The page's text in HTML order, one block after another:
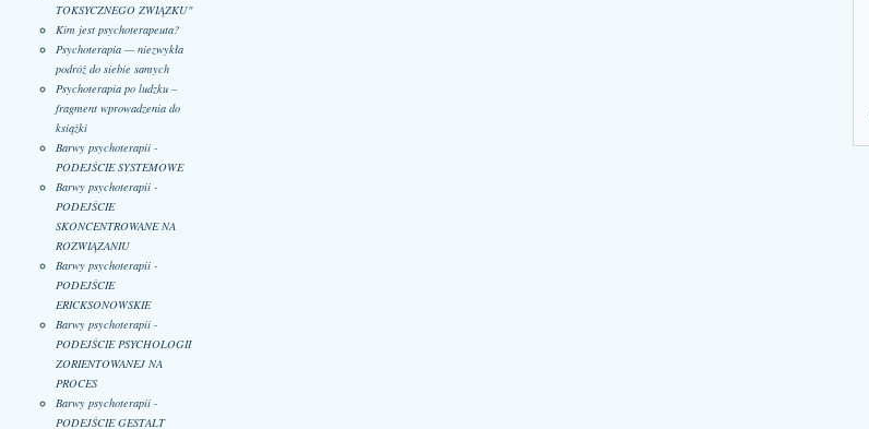
TOKSYCZNEGO ZWIĄZKU"
Kim jest psychoterapeuta?
Psychoterapia — niezwykła
podróż do siebie samych
Psychoterapia po ludzku –
fragment wprowadzenia do
książki
Barwy psychoterapii -
PODEJŚCIE SYSTEMOWE
Barwy psychoterapii -
PODEJŚCIE
SKONCENTROWANE NA
ROZWIĄZANIU
Barwy psychoterapii -
PODEJŚCIE
ERICKSONOWSKIE
Barwy psychoterapii -
PODEJŚCIE PSYCHOLOGII
ZORIENTOWANEJ NA
PROCES
Barwy psychoterapii -
PODEJŚCIE GESTALT